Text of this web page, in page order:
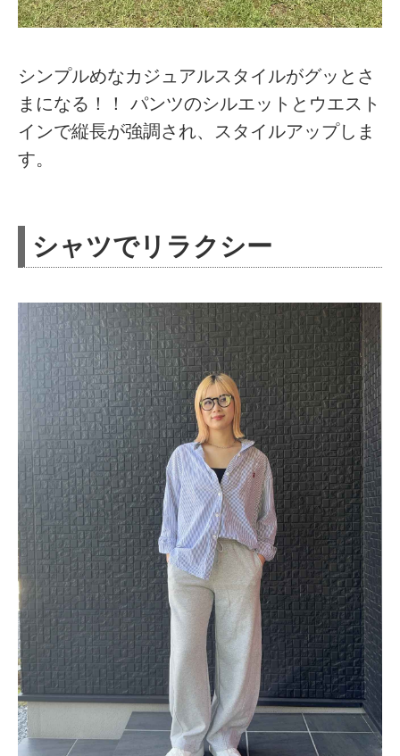
シンプルめなカジュアルスタイルがグッとさ
まになる！！ パンツのシルエットとウエスト
インで縦長が強調され、スタイルアップしま
す。
シャツでリラクシー